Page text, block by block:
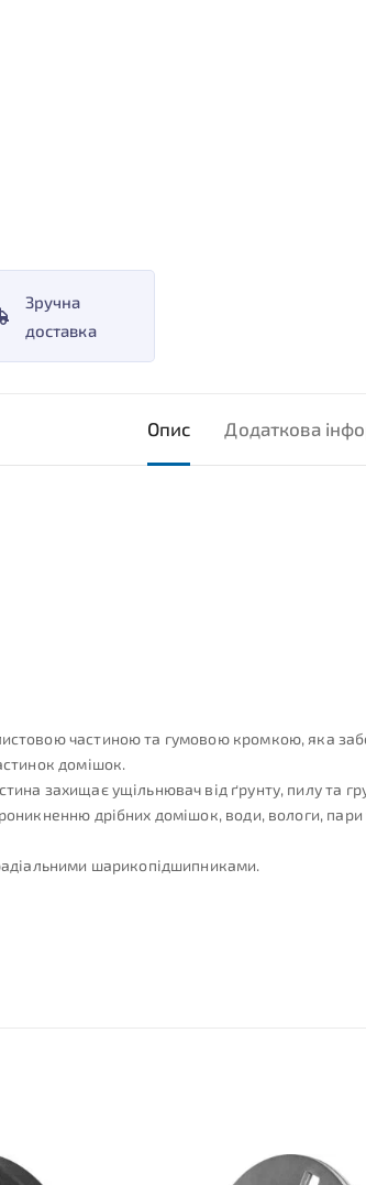
Зручна
доставка
Опис Додаткова
частиною та гумовою кромкою, яка
домішок.
захищає ущільнювач від ґрунту, пилу та
дрібних домішок, води, вологи,
шарикопідшипниками.